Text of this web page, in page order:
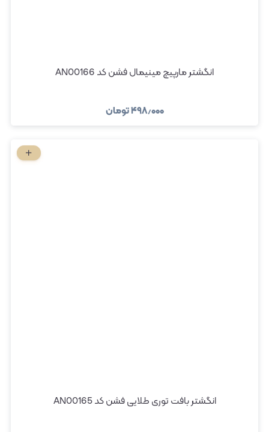
انگشتر مارپیچ مینیمال فشن کد AN00166
۴۹۸٫۰۰۰تومان
انگشتر بافت توری طلایی فشن کد AN00165